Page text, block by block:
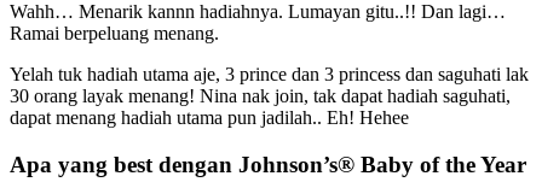
Wahh… Menarik kannn hadiahnya. Lumayan gitu..!! Dan lagi…
Ramai berpeluang menang.
Yelah tuk hadiah utama aje, 3 prince dan 3 princess dan saguhati lak
30 orang layak menang! Nina nak join, tak dapat hadiah saguhati,
dapat menang hadiah utama pun jadilah.. Eh! Hehee
Apa yang best dengan Johnson’s® Baby of the Year